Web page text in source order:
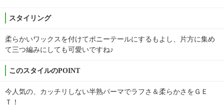
スタイリング
柔らかいワックスを付けてポニーテールにするもよし、片方に集め
て三つ編みにしても可愛いですね♪
このスタイルのPOINT
今人気の、カッチリしない半熟パーマでラフさ＆柔らかさをＧＥ
Ｔ！